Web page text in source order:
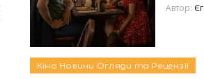
Автор:
Кіно Новини Огляди та Рецензії